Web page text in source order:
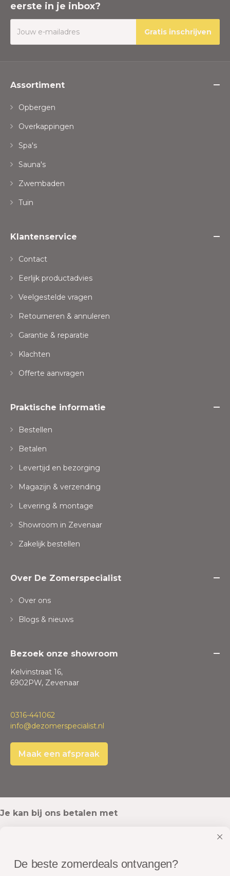
eerste in je inbox?
Gratis inschrijven
Assortiment
Opbergen
Overkappingen
Spa's
Sauna's
Zwembaden
Tuin
Klantenservice
Contact
Eerlijk productadvies
Veelgestelde vragen
Retourneren & annuleren
Garantie & reparatie
Klachten
Offerte aanvragen
Praktische informatie
Bestellen
Betalen
Levertijd en bezorging
Magazijn & verzending
Levering & montage
Showroom in Zevenaar
Zakelijk bestellen
Over De Zomerspecialist
Over ons
Blogs & nieuws
Bezoek onze showroom
Kelvinstraat 16,
6902PW, Zevenaar
0316-441062
info@dezomerspecialist.nl
Maak een afspraak
Je kan bij ons betalen met
De beste zomerdeals ontvangen?